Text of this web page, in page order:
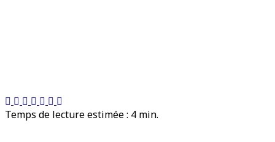
Temps de lecture estimée : 4 min.